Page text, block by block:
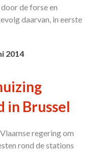
de forse en
daarvan, in eerste
2014
in Brussel
regering om
rond de stations